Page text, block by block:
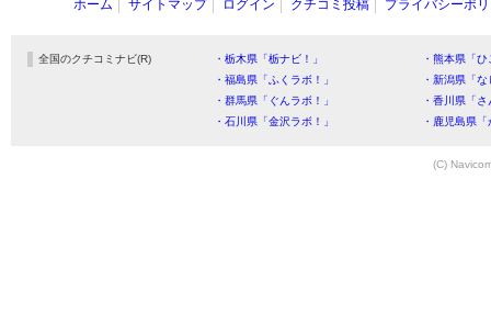
ホーム サイトマップ ログイン クチコミ投稿 プライバシーポ
全国のクチコミナビ(R) ・栃木県「栃ナビ！」
・熊本県「
・福島県「ふくラボ！」
・新潟県「
・群馬県「ぐんラボ！」
・香川県「
・石川県「金沢ラボ！」
・鹿児島県
(C)